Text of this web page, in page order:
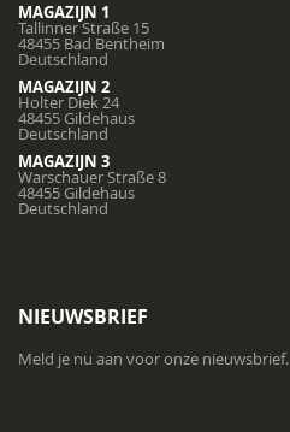
MAGAZIJN 1
Tallinner Straße 15
48455 Bad Bentheim
Deutschland
MAGAZIJN 2
Holter Diek 24
48455 Gildehaus
Deutschland
MAGAZIJN 3
Warschauer Straße 8
48455 Gildehaus
Deutschland
NIEUWSBRIEF
Meld je nu aan voor onze nieuwsbrief.